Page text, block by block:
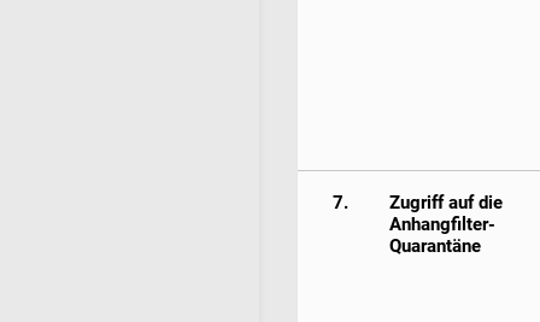
7.
Zugriff auf die
Anhangfilter-
Quarantäne